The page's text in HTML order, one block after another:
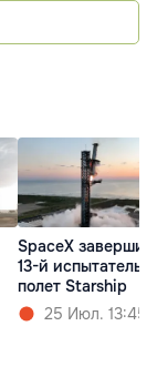
SpaceX
13-й
полет Starship
25 Июл. 13:45